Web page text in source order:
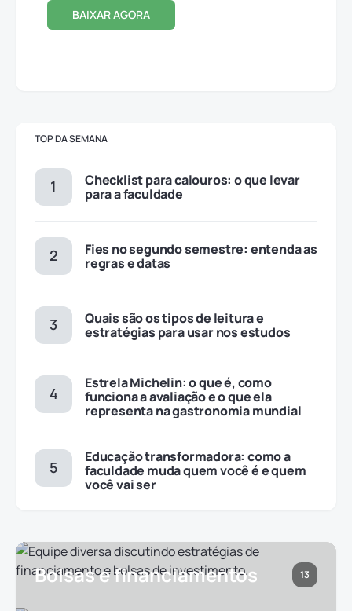
BAIXAR AGORA
TOP DA SEMANA
Checklist para calouros: o que levar
para a faculdade
Fies no segundo semestre: entenda as
regras e datas
Quais são os tipos de leitura e
estratégias para usar nos estudos
Estrela Michelin: o que é, como
funciona a avaliação e o que ela
representa na gastronomia mundial
Educação transformadora: como a
faculdade muda quem você é e quem
você vai ser
Bolsas e financiamentos 13